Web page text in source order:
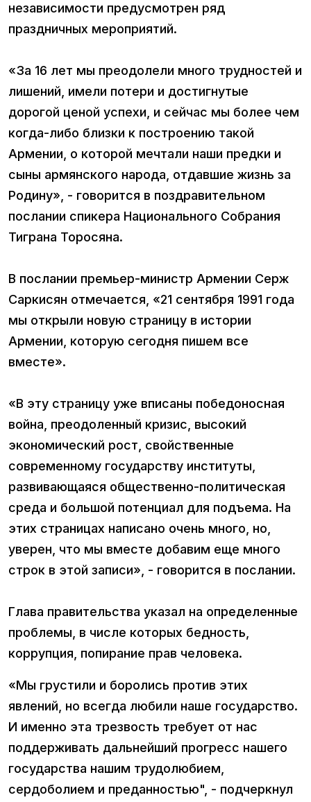
независимости предусмотрен ряд
праздничных мероприятий.
«За 16 лет мы преодолели много трудностей и
лишений, имели потери и достигнутые
дорогой ценой успехи, и сейчас мы более чем
когда-либо близки к построению такой
Армении, о которой мечтали наши предки и
сыны армянского народа, отдавшие жизнь за
Родину», - говорится в поздравительном
послании спикера Национального Собрания
Тиграна Торосяна.
В послании премьер-министр Армении Серж
Саркисян отмечается, «21 сентября 1991 года
мы открыли новую страницу в истории
Армении, которую сегодня пишем все
вместе».
«В эту страницу уже вписаны победоносная
война, преодоленный кризис, высокий
экономический рост, свойственные
современному государству институты,
развивающаяся общественно-политическая
среда и большой потенциал для подъема. На
этих страницах написано очень много, но,
уверен, что мы вместе добавим еще много
строк в этой записи», - говорится в послании.
Глава правительства указал на определенные
проблемы, в числе которых бедность,
коррупция, попирание прав человека.
«Мы грустили и боролись против этих
явлений, но всегда любили наше государство.
И именно эта трезвость требует от нас
поддерживать дальнейший прогресс нашего
государства нашим трудолюбием,
сердоболием и преданностью", - подчеркнул